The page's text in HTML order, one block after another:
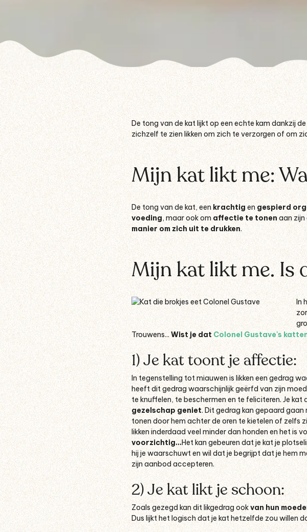
De tong van de kat lijkt op een echte kam dankzij
zichzelf te zien likken om zich te verzorgen of om
Mijn kat likt me:
De tong van de kat, een krachtig en gespierd
voeding, maar ook om affectie te tonenaan zijn
manier om zich uit te drukken.
Mijn kat likt me. Is
In
Trouwens... Wist je dat Colonel Gustave's
1) Je kat toont je affectie:
In tegenstelling tot miauwen is likken een gedrag
heeft dit gedrag waarschijnlijk geërfd van zijn
te knuffelen, te beschermen en te feliciteren. Je
gezelschap geniet. Dit gedrag kan gepaard gaan
tonen door hem achter de oren te kietelen of zelfs
likken inderdaad veel minder dan honden en het is
voorzichtig...Het kan gebeuren dat je kat je
hij je waarschuwt en wil dat je begrijpt dat je hem
zijn aanbod accepteren.
2) Je kat likt je schoon:
Zoals gezegd kan dit likgedragookvan hun
Dus lijkt het logisch dat je kat hetzelfde zou willen